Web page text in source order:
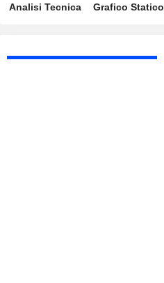
Analisi Tecnica Grafico Statico